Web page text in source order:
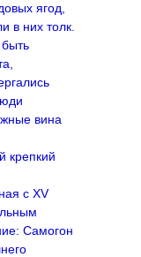
ягод,
в них толк.
быть
вина
крепкий
с XV
Самогон